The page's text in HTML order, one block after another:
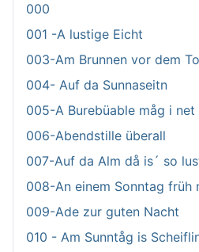
000
001 -A lustige Eicht
003-Am Brunnen vor dem
004- Auf da Sunnaseitn
005-A Burebüable måg i net
006-Abendstille überall
007-Auf da Alm då is´ so
008-An einem Sonntag früh
009-Ade zur guten Nacht
010 - Am Sunntåg is